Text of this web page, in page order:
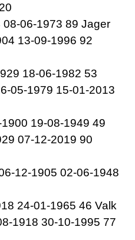
06-1973 89 Jager
13-09-1996 92
18-06-1982 53
05-1979 15-01-2013
19-08-1949 49
07-12-2019 90
12-1905 02-06-1948
24-01-1965 46 Valk
1918 30-10-1995 77